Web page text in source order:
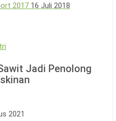
2017 16 Juli 2018
Industri
Sawit
Jadi Penolong
2021